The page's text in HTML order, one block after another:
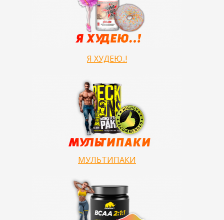
Я ХУДЕЮ..!
МУЛЬТИПАКИ